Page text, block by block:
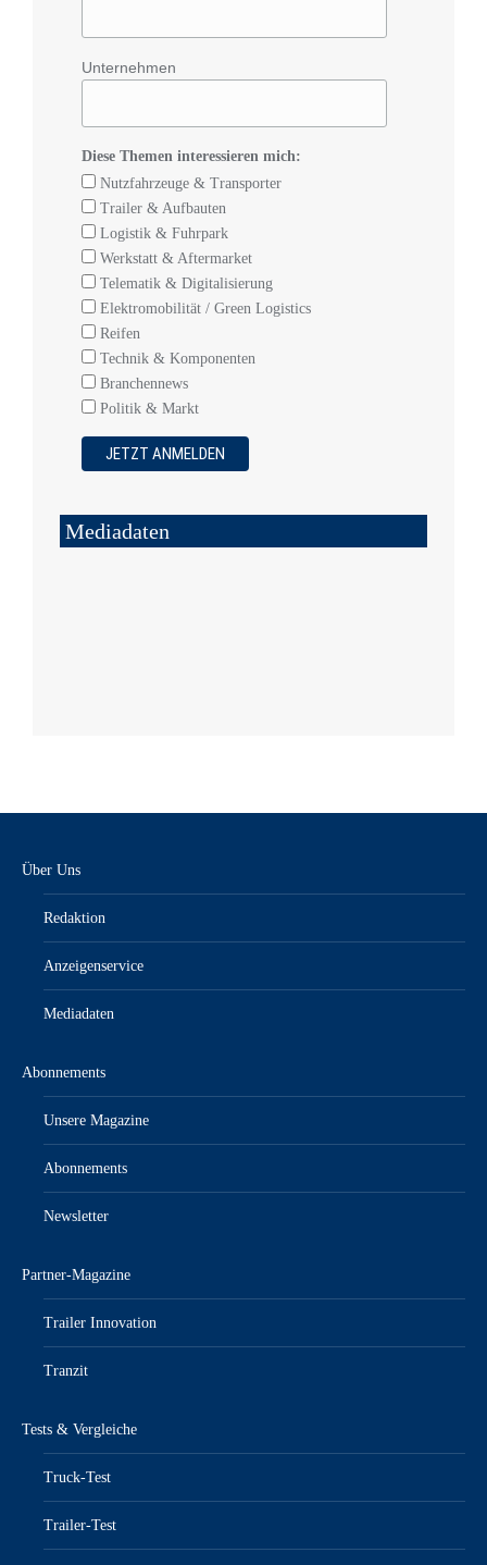
Unternehmen
Diese Themen interessieren mich:
Nutzfahrzeuge & Transporter
Trailer & Aufbauten
Logistik & Fuhrpark
Werkstatt & Aftermarket
Telematik & Digitalisierung
Elektromobilität / Green Logistics
Reifen
Technik & Komponenten
Branchennews
Politik & Markt
Mediadaten
Über Uns
Redaktion
Anzeigenservice
Mediadaten
Abonnements
Unsere Magazine
Abonnements
Newsletter
Partner-Magazine
Trailer Innovation
Tranzit
Tests & Vergleiche
Truck-Test
Trailer-Test